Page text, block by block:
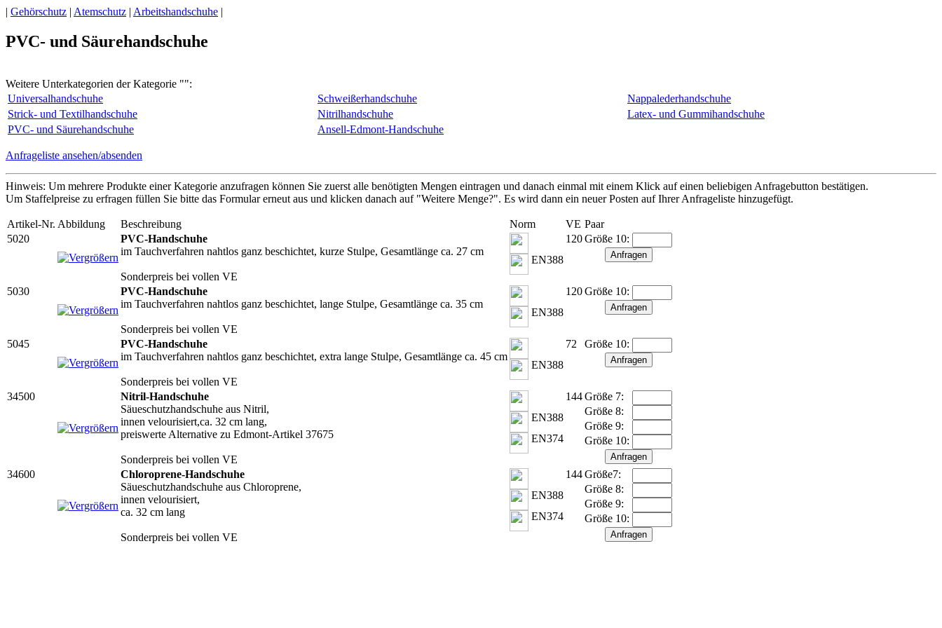
| Gehörschutz | Atemschutz | Arbeitshandschuhe |
PVC- und Säurehandschuhe
Weitere Unterkategorien der Kategorie "":
Universalhandschuhe
Schweißerhandschuhe
Nappalederhandschuhe
Strick- und Textilhandschuhe
Nitrilhandschuhe
Latex- und Gummihandschuhe
PVC- und Säurehandschuhe
Ansell-Edmont-Handschuhe
Anfrageliste ansehen/absenden
Hinweis: Um mehrere Produkte einer Kategorie anzufragen können Sie zuerst alle benötigten Mengen eintragen und danach einmal mit einem Klick auf einen beliebigen Anfragebutton bestätigen.
Um Staffelpreise zu erfragen füllen Sie bitte das Formular erneut aus und klicken danach auf "Weitere Menge?". Es wird dann ein neuer Posten auf Ihrer Anfrageliste hinzugefügt.
Artikel-Nr. Abbildung Beschreibung Norm VE Paar
5020
PVC-Handschuhe
im Tauchverfahren nahtlos ganz beschichtet, kurze Stulpe, Gesamtlänge ca. 27 cm
Sonderpreis bei vollen VE
EN388
120Größe 10:
5030
PVC-Handschuhe
im Tauchverfahren nahtlos ganz beschichtet, lange Stulpe, Gesamtlänge ca. 35 cm
Sonderpreis bei vollen VE
EN388
120Größe 10:
5045
PVC-Handschuhe
im Tauchverfahren nahtlos ganz beschichtet, extra lange Stulpe, Gesamtlänge ca. 45 cm
Sonderpreis bei vollen VE
EN388
72 Größe 10:
34500
Nitril-Handschuhe
Säueschutzhandschuhe aus Nitril,
innen velourisiert,ca. 32 cm lang,
preiswerte Alternative zu Edmont-Artikel 37675
Sonderpreis bei vollen VE
EN388
EN374
144Größe 7:
Größe 8:
Größe 9:
Größe 10:
34600
Chloroprene-Handschuhe
Säueschutzhandschuhe aus Chloroprene,
innen velourisiert,
ca. 32 cm lang
Sonderpreis bei vollen VE
EN388
EN374
144Größe7:
Größe 8:
Größe 9:
Größe 10: